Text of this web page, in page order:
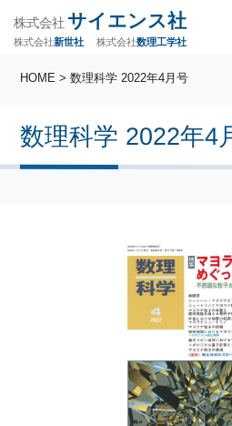
株式会社 サイエンス社
株式会社新世社 株式会社数理工学社
数理科学 2022年4
HOME > 数理科学 2022年4月号